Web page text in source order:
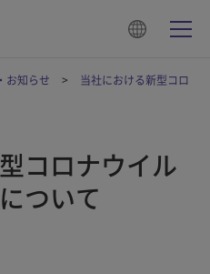
お知らせ
当社における新型コロ
コロナウイル
ついて